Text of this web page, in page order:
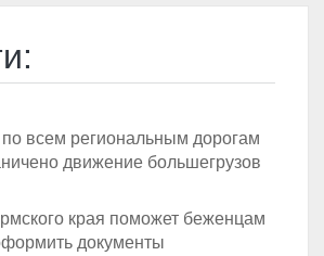
всем региональным дорогам
движение большегрузов
края поможет беженцам
документы